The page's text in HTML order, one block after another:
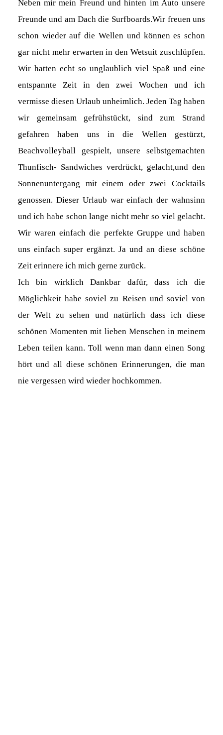
Neben mir mein Freund und hinten im Auto unsere
Freunde und am Dach die Surfboards.Wir freuen uns
schon wieder auf die Wellen und können es schon
gar nicht mehr erwarten in den Wetsuit zuschlüpfen.
Wir hatten echt so unglaublich viel Spaß und eine
entspannte Zeit in den zwei Wochen und ich
vermisse diesen Urlaub unheimlich. Jeden Tag haben
wir gemeinsam gefrühstückt, sind zum Strand
gefahren haben uns in die Wellen gestürzt,
Beachvolleyball gespielt, unsere selbstgemachten
Thunfisch- Sandwiches verdrückt, gelacht,und den
Sonnenuntergang mit einem oder zwei Cocktails
genossen. Dieser Urlaub war einfach der wahnsinn
und ich habe schon lange nicht mehr so viel gelacht.
Wir waren einfach die perfekte Gruppe und haben
uns einfach super ergänzt. Ja und an diese schöne
Zeit erinnere ich mich gerne zurück.
Ich bin wirklich Dankbar dafür, dass ich die
Möglichkeit habe soviel zu Reisen und soviel von
der Welt zu sehen und natürlich dass ich diese
schönen Momenten mit lieben Menschen in meinem
Leben teilen kann. Toll wenn man dann einen Song
hört und all diese schönen Erinnerungen, die man
nie vergessen wird wieder hochkommen.